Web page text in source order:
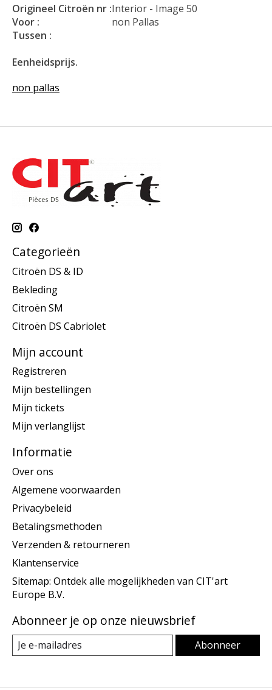
Origineel Citroën nr :Interior - Image 50
Voor :
non Pallas
Tussen :
Eenheidsprijs.
non pallas
Categorieën
Citroën DS & ID
Bekleding
Citroën SM
Citroën DS Cabriolet
Mijn account
Registreren
Mijn bestellingen
Mijn tickets
Mijn verlanglijst
Informatie
Over ons
Algemene voorwaarden
Privacybeleid
Betalingsmethoden
Verzenden & retourneren
Klantenservice
Sitemap: Ontdek alle mogelijkheden van CIT'art
Europe B.V.
Abonneer je op onze nieuwsbrief
Abonneer